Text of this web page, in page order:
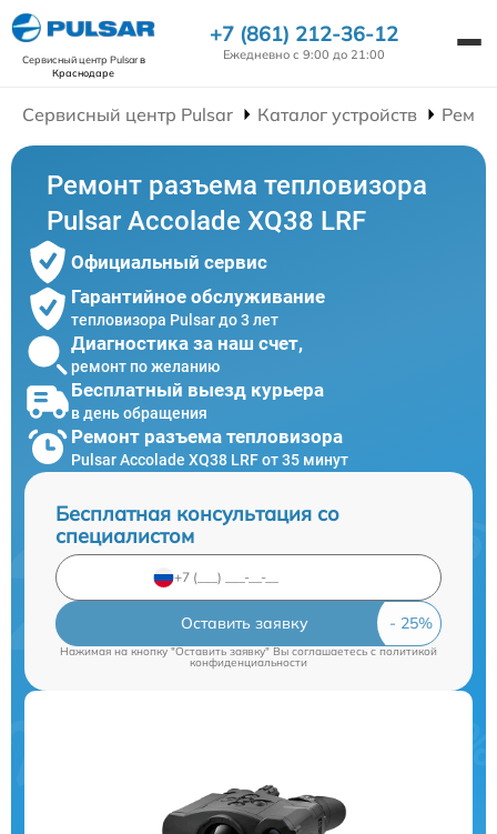
Сервисный центр Pulsarв
Краснодаре
+7 (861) 212-36-12
Ежедневно с 9:00 до 21:00
Сервисный центр Pulsar Каталог устройств
Ремонт разъема тепловизора
Pulsar Accolade XQ38 LRF
Официальный сервис
Гарантийное обслуживание
тепловизора Pulsar до 3 лет
Диагностика за наш счет,
ремонт по желанию
Бесплатный выезд курьера
в день обращения
Ремонт разъема тепловизора
Pulsar Accolade XQ38 LRF от 35 минут
Бесплатная консультация со
специалистом
Оставить заявку
Нажимая на кнопку "Оставить заявку" Вы соглашаетесь cполитикой
конфиденциальности